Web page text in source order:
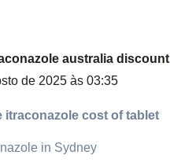
australia discount
de 2025 às 03:35
itraconazole cost of tablet
in Sydney